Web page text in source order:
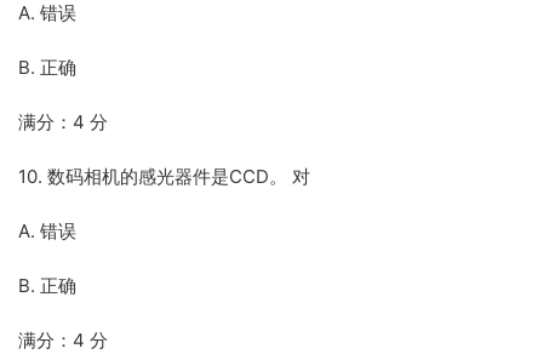
A. 错误
B. 正确
满分：4 分
10. 数码相机的感光器件是CCD。 对
A. 错误
B. 正确
满分：4 分